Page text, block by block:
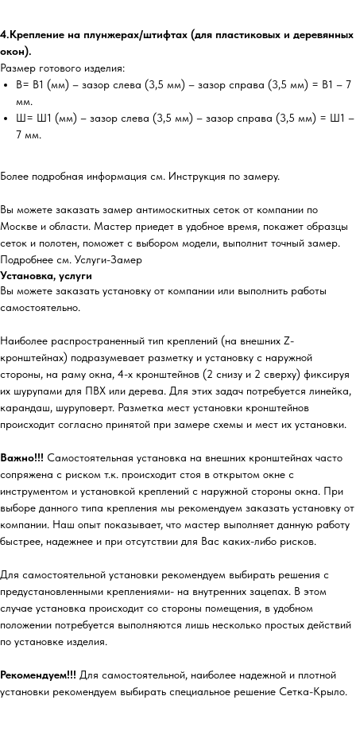
4.Крепление на плунжерах/штифтах (для пластиковых и деревянных
окон).
Размер готового изделия:
В= В1 (мм) – зазор слева (3,5 мм) – зазор справа (3,5 мм) = В1 – 7
мм.
Ш= Ш1 (мм) – зазор слева (3,5 мм) – зазор справа (3,5 мм) = Ш1 –
7 мм.
Более подробная информация см. Инструкция по замеру.
Вы можете заказать замер антимоскитных сеток от компании по
Москве и области. Мастер приедет в удобное время, покажет образцы
сеток и полотен, поможет с выбором модели, выполнит точный замер.
Подробнее см. Услуги-Замер
Установка, услуги
Вы можете заказать установку от компании или выполнить работы
самостоятельно.
Наиболее распространенный тип креплений (на внешних Z-
кронштейнах) подразумевает разметку и установку с наружной
стороны, на раму окна, 4-х кронштейнов (2 снизу и 2 сверху) фиксируя
их шурупами для ПВХ или дерева. Для этих задач потребуется линейка,
карандаш, шуруповерт. Разметка мест установки кронштейнов
происходит согласно принятой при замере схемы и мест их установки.
Важно!!! Самостоятельная установка на внешних кронштейнах часто
сопряжена с риском т.к. происходит стоя в открытом окне с
инструментом и установкой креплений с наружной стороны окна. При
выборе данного типа крепления мы рекомендуем заказать установку от
компании. Наш опыт показывает, что мастер выполняет данную работу
быстрее, надежнее и при отсутствии для Вас каких-либо рисков.
Для самостоятельной установки рекомендуем выбирать решения с
предустановленными креплениями- на внутренних зацепах. В этом
случае установка происходит со стороны помещения, в удобном
положении потребуется выполняются лишь несколько простых действий
по установке изделия.
Рекомендуем!!! Для самостоятельной, наиболее надежной и плотной
установки рекомендуем выбирать специальное решение Сетка-Крыло.